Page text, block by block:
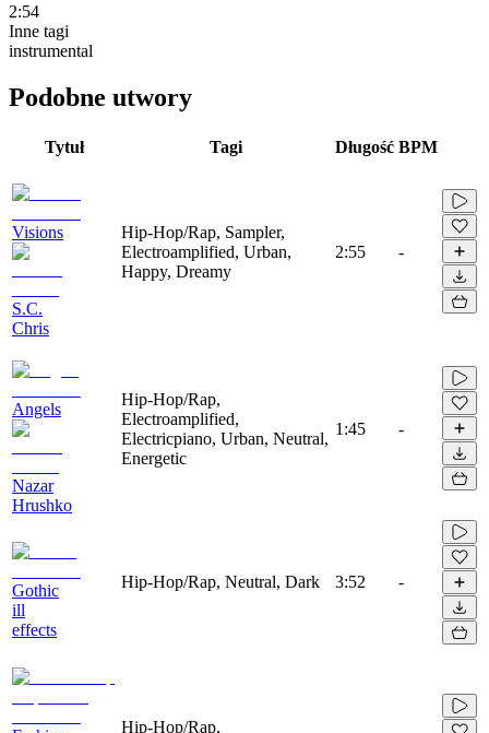
2:54
Inne tagi
instrumental
Podobne utwory
Tytuł Tagi Długość BPM
Visions
S.C.
Chris
Hip-Hop/Rap, Sampler,
Electroamplified, Urban,
Happy, Dreamy
2:55 -
Angels
Nazar
Hrushko
Hip-Hop/Rap,
Electroamplified,
Electricpiano, Urban, Neutral,
Energetic
1:45 -
Gothic
ill
effects
Hip-Hop/Rap, Neutral, Dark 3:52 -
Hip-Hop/Rap,